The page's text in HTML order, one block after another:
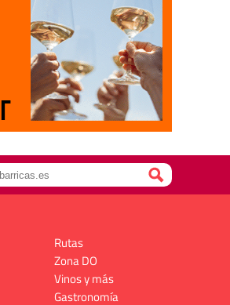
Rutas
Zona DO
Vinos y más
Gastronomía